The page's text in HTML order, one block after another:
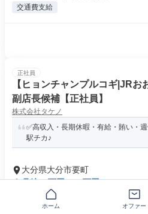
交通費支給
正社員
【ヒョンチャンプルコギ|JRお
副店長候補【正社員】
株式会社タケノ
✅高収入・長期休暇・有給・賄い・
駅チカ♪
大分県大分市要町
月給30万円～40万円
求める人材: 【応募条件】 ✅ 経
✅ 資格不問・学歴不問...
ホーム オファー